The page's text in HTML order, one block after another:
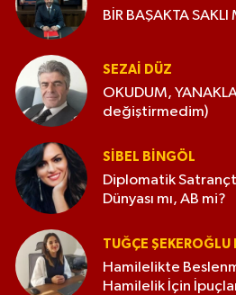
BİR BAŞAKTA SAKLI
SEZAI DÜZ
OKUDUM,
değiştirmedim)
SIBEL BINGÖL
Diplomatik
Dünyası mı, AB mi?
TUĞÇE ŞEKEROĞLU
Hamilelikte
Hamilelik İçin